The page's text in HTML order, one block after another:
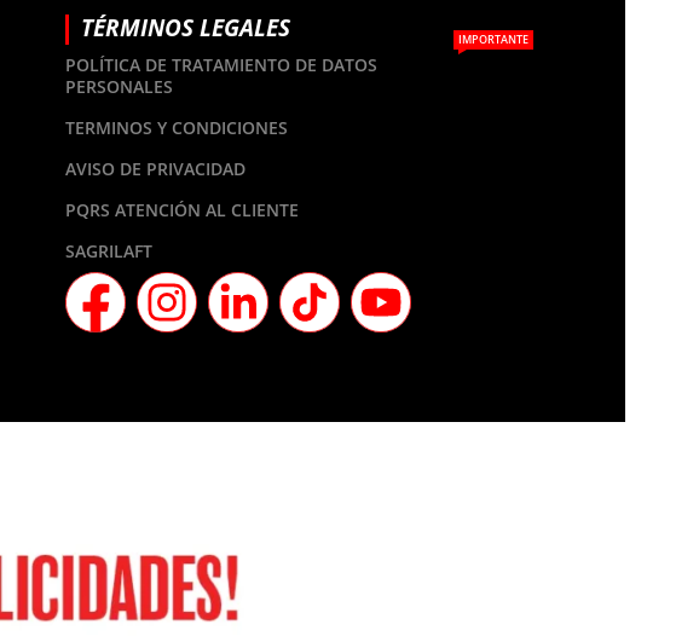
TÉRMINOS LEGALES
POLÍTICA DE TRATAMIENTO DE DATOS
PERSONALES
IMPORTANTE
TERMINOS Y CONDICIONES
AVISO DE PRIVACIDAD
PQRS ATENCIÓN AL CLIENTE
SAGRILAFT